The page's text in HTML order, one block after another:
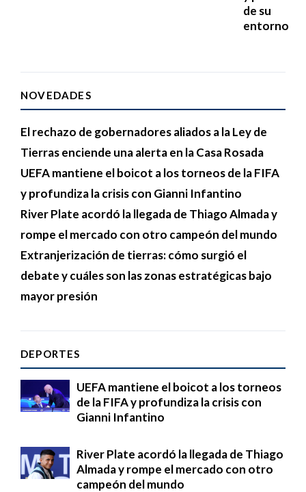
de su
entorno
NOVEDADES
El rechazo de gobernadores aliados a la Ley de
Tierras enciende una alerta en la Casa Rosada
UEFA mantiene el boicot a los torneos de la FIFA
y profundiza la crisis con Gianni Infantino
River Plate acordó la llegada de Thiago Almada y
rompe el mercado con otro campeón del mundo
Extranjerización de tierras: cómo surgió el
debate y cuáles son las zonas estratégicas bajo
mayor presión
DEPORTES
UEFA mantiene el boicot a los torneos
de la FIFA y profundiza la crisis con
Gianni Infantino
River Plate acordó la llegada de Thiago
Almada y rompe el mercado con otro
campeón del mundo